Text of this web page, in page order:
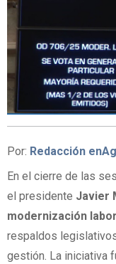
Por: Redacción
En el cierre de las
el presidente Javier
modernización
respaldos
gestión. La iniciativa